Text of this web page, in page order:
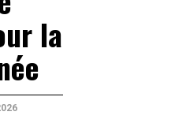
la